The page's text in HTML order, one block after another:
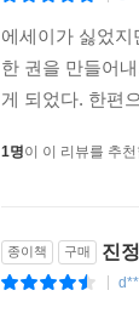
에세이가 싫었
한 권을 만들어
게 되었다. 한편
1명이 이 리뷰를 추
종이책 구매 진